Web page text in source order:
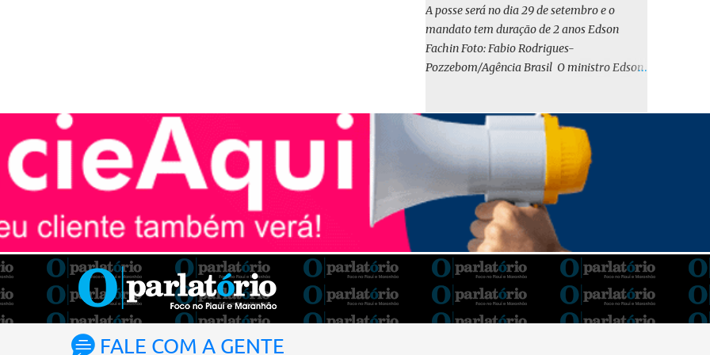
em iene japonês é mais vantajosa sob os
aspectos econômico e financeiro. Embora o
custo dos juros em dólares possa parecer
inferior no curto prazo, a opção pelo iene
tanto pela sua menor volatilidade cambial
quanto pela estabilidade da taxa de juros
atrelada à TONA”, explica. O deputado
Gustavo Neiva (PP) votou contra o projeto de
l...
A posse será no dia 29 de setembro e o
mandato tem duração de 2 anos Edson
Fachin Foto: Fabio Rodrigues-
Pozzebom/Agência Brasil O ministro Edson
Tribunal Federal (STF) pelos próximos dois
anos. O vice-presidente será o ministro
Alexandre de Moraes. A posse será no dia 29
de setembro. A votação foi feita de forma
simbólica pelo plenário da Corte.
Atualmente, Fachin é o vice-presidente e,
pelo critério de antiguidade, deve assumir o
cargo. Conforme o regimento interno, o
tribunal deve ser comandado pelo ministro
mais antigo que ainda não presidiu a Corte.
O novo presidente vai suceder a Luís Roberto
FALE COM A GENTE